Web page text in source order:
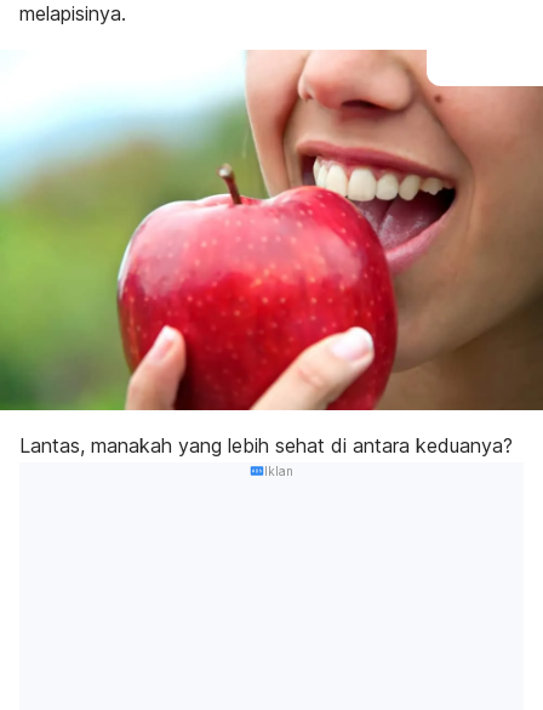
melapisinya.
Lantas, manakah yang lebih sehat di antara keduanya?
Iklan